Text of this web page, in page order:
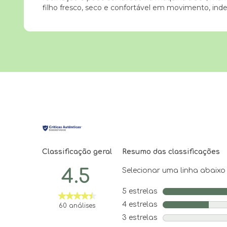
filho fresco, seco e confortável em movimento,
Resumo das classificações
Selecionar uma linha
5 estrelas estrelas
4 estrelas estrelas
3 estrelas estrelas
Classificação geral
4.5
60 análises